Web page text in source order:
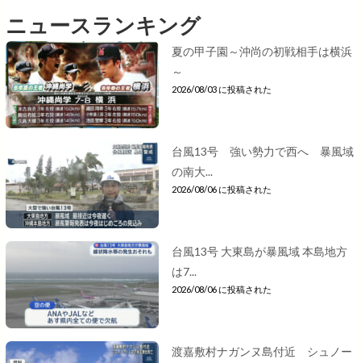
ニュースランキング
夏の甲子園～沖尚の初戦相手は横浜
～
2026/08/03 に投稿された
台風13号 強い勢力で西へ 暴風域
の南大...
2026/08/06 に投稿された
台風13号 大東島が暴風域 本島地方
は7...
2026/08/06 に投稿された
渡嘉敷村ナガンヌ島付近 シュノー